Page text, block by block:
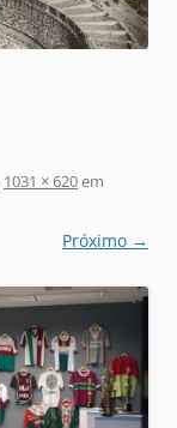
1031 × 620em
Próximo →